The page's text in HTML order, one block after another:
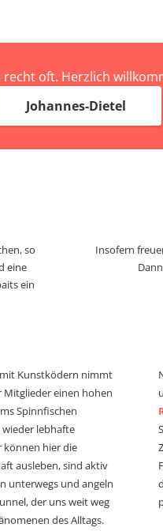
oft. Herzlich
Johannes-Dietel
so
eine
ein
Insofern
Kunstködern nimmt
Mitglieder einen hohen
Spinnfischen
lebhafte
können hier die
ausleben, sind aktiv
unterwegs und angeln
der uns weit weg
des Alltags.